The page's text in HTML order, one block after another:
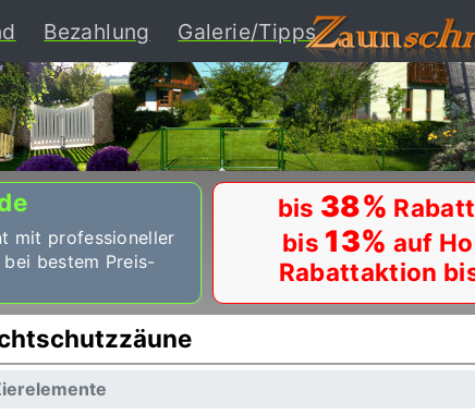
Bezahlung Galerie/Tipps
mit professioneller
bestem Preis-
bis 38%
bis 13% auf
Rabattaktion